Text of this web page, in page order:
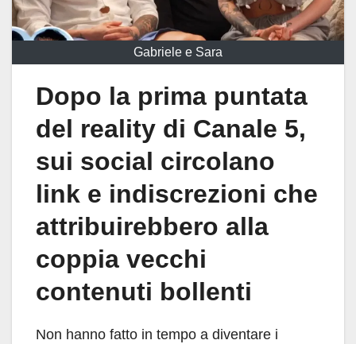
Gabriele e Sara
Dopo la prima puntata
del reality di Canale 5,
sui social circolano
link e indiscrezioni che
attribuirebbero alla
coppia vecchi
contenuti bollenti
Non hanno fatto in tempo a diventare i